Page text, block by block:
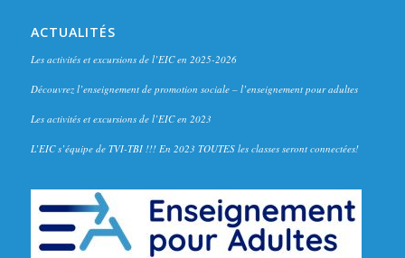
ACTUALITÉS
Les activités et excursions de l’EIC en 2025-2026
Découvrez l’enseignement de promotion sociale – l’enseignement pour adultes
Les activités et excursions de l’EIC en 2023
L’EIC s’équipe de TVI-TBI !!! En 2023 TOUTES les classes seront connectées!